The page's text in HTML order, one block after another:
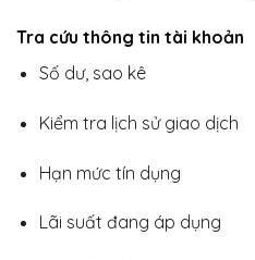
Tra cứu thông tin tài khoản
Số dư, sao kê
Kiểm tra lịch sử giao dịch
Hạn mức tín dụng
Lãi suất đang áp dụng